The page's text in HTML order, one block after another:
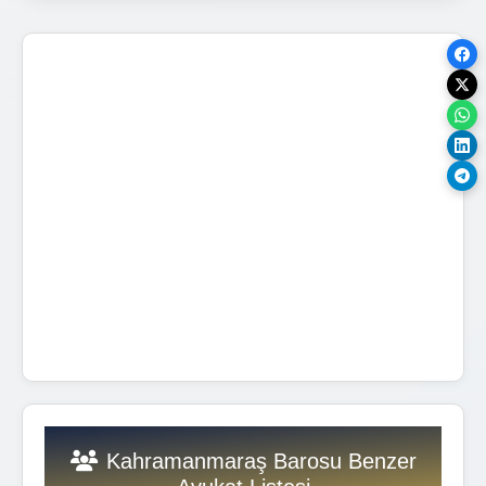
Kahramanmaraş Barosu Benzer